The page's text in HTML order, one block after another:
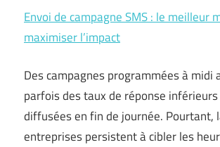
Envoi de campagne SMS : le meilleur
maximiser l’impact
Des campagnes programmées à midi
parfois des taux de réponse
diffusées en fin de journée. Pourtant,
entreprises persistent à cibler les